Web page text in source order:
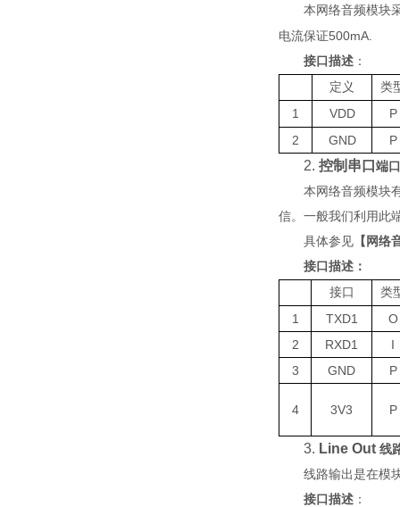
本网络音频模块
电流保证500mA
接口描述 ：
定义
类
1 VDD
P
2
GND P
2. 控制串口 端口
本网络音频模块
信。一般我们利用此
具体参见 【网络
接口描述：
接口
类
1 TXD1
O
2
RXD1
I
3
GND P
4 3V3 P
3. Line Out 线
线路输出是在模
接口描述 ：